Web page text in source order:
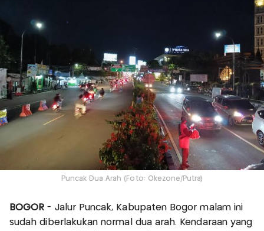
Puncak Dua Arah (Foto: Okezone/Putra)
BOGOR - Jalur Puncak, Kabupaten Bogor malam ini
sudah diberlakukan normal dua arah. Kendaraan yang